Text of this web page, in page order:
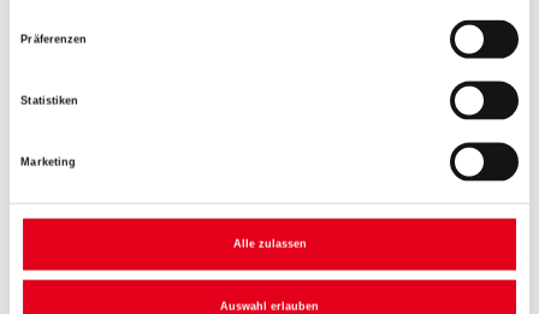
Präferenzen
Statistiken
Marketing
Alle zulassen
Auswahl erlauben
PRODUKTEIGENSCHAFTEN